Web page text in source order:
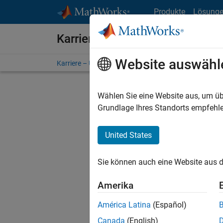
Produkte
Karriere bei MathWorks
Karriere – Übersicht Stellensuche
FILTER:
Stellen
Es
Region
Website
Wählen Sie eine Website aus, um
Grundlage Ihres Standorts
United States
Sie können auch eine Website aus
Amerika
América Latina (Español)
Canada (English)